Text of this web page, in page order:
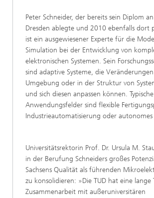
Peter Schneider, der bereits sein Diplom
Dresden ablegte und 2010 ebenfalls dort
ist ein ausgewiesener Experte für die
Simulation bei der Entwicklung von
elektronischen Systemen. Sein
sind adaptive Systeme, die
Umgebung oder in der Struktur von
und sich diesen anpassen können. Typische
Anwendungsfelder sind flexible
Industrieautomatisierung oder autonomes
Universitätsrektorin Prof. Dr. Ursula M.
in der Berufung Schneiders großes
Sachsens Qualität als führenden
zu konsolidieren: »Die TUD hat eine lange
Zusammenarbeit mit außeruniversitären